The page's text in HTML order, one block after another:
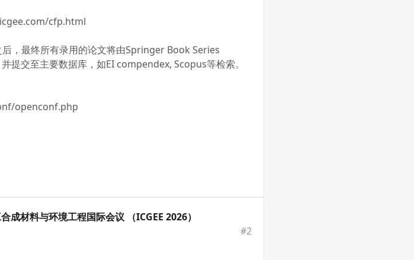
cfp.html
，最终所有录用的论文将由Springer Book Series
交至主要数据库，如EI compendex, Scopus等检索。
openconf.php
材料与环境工程国际会议 （ICGEE 2026）
#2